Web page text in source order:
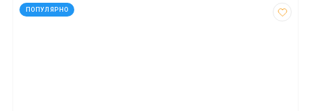
ПОПУЛЯРНО
код: 10004